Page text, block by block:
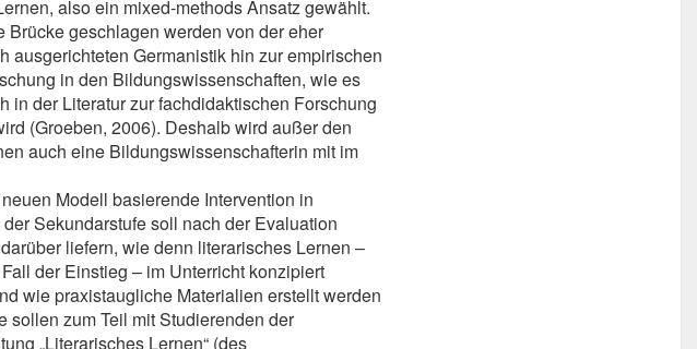
also ein mixed-methods Ansatz gewählt.
Brücke geschlagen werden von der eher
ausgerichteten Germanistik hin zur empirischen
in den Bildungswissenschaften, wie es
in der Literatur zur fachdidaktischen Forschung
(Groeben, 2006). Deshalb wird außer den
auch eine Bildungswissenschafterin mit im
Modell basierende Intervention in
Sekundarstufe soll nach der Evaluation
liefern, wie denn literarisches Lernen –
der Einstieg – im Unterricht konzipiert
wie praxistaugliche Materialien erstellt werden
sollen zum Teil mit Studierenden der
„Literarisches Lernen“ (des